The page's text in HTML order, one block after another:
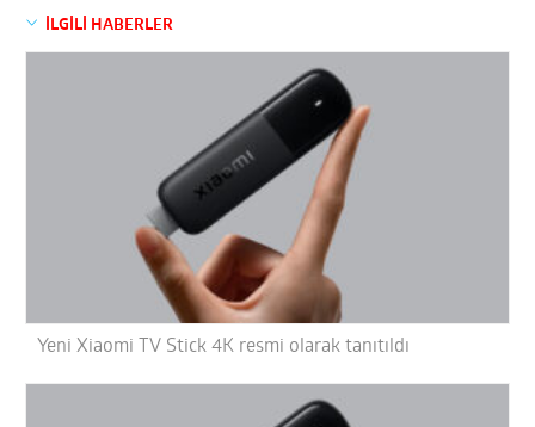
İLGİLİ HABERLER
Yeni Xiaomi TV Stick 4K resmi olarak tanıtıldı